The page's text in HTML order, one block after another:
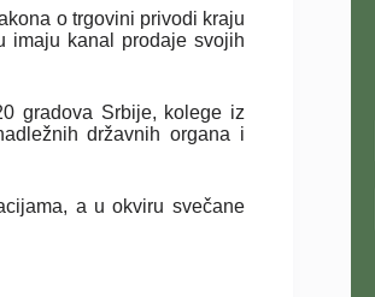
o trgovini privodi kraju
imaju kanal prodaje svojih
gradova Srbije, kolege iz
državnih organa i
a u okviru svečane